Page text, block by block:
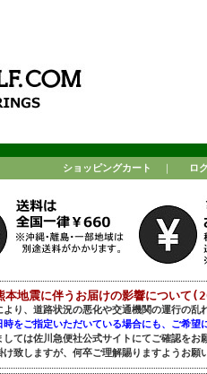
ショッピングカート ｜ ロ
本地震に伴うお届けの影響につい
より、道路状況の悪化や交通機関の運行の乱
をご指定いただいている場合にも、ご希望
ては佐川急便社公式サイトにてご確認をお
致しますが、何卒ご理解賜りますようお願